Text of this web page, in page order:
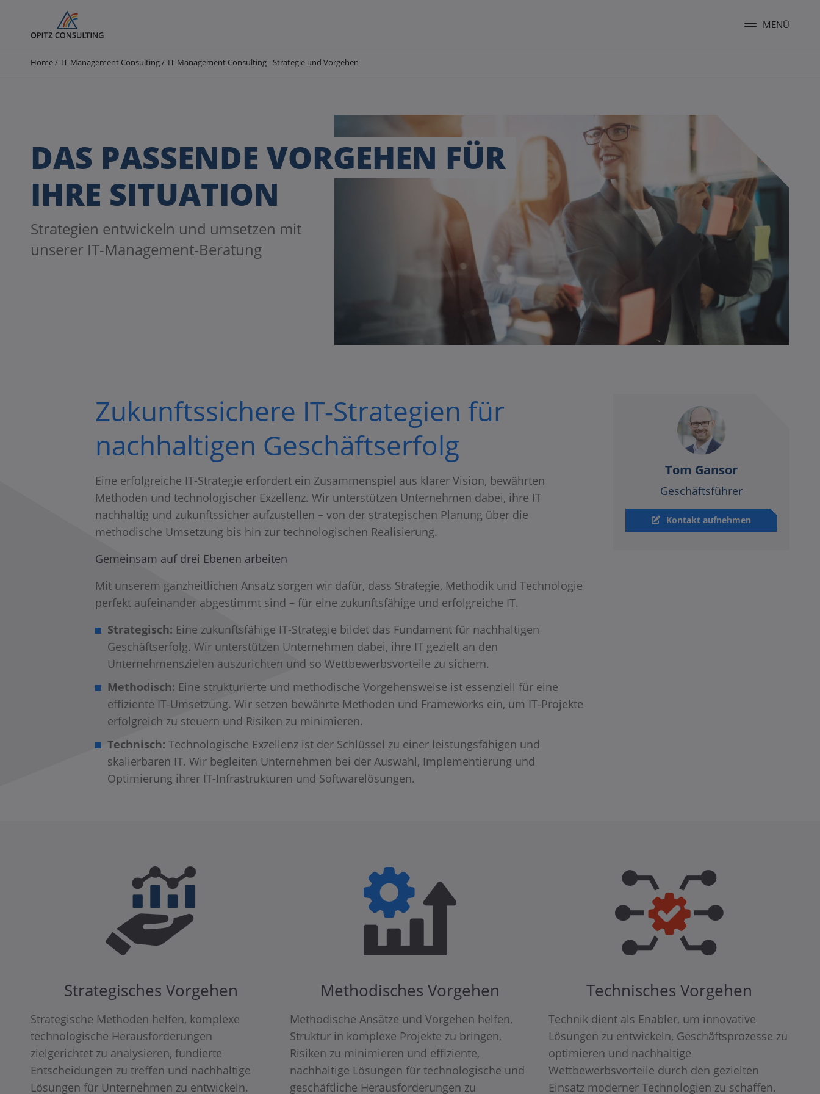
Menü
MENÜ
Pfadnavigation
Home IT-Management Consulting IT-Management Consulting - Strategie und Vorgehen
DAS PASSENDE VORGEHEN FÜR
IHRE SITUATION
Strategien entwickeln und umsetzen mit
unserer IT-Management-Beratung
Zukunftssichere IT-Strategien für
nachhaltigen Geschäftserfolg​
Eine erfolgreiche IT-Strategie erfordert ein Zusammenspiel aus klarer Vision, bewährten
Methoden und technologischer Exzellenz. Wir unterstützen Unternehmen dabei, ihre IT
nachhaltig und zukunftssicher aufzustellen – von der strategischen Planung über die
methodische Umsetzung bis hin zur technologischen Realisierung.
Gemeinsam auf drei Ebenen arbeiten
Mit unserem ganzheitlichen Ansatz sorgen wir dafür, dass Strategie, Methodik und Technologie
perfekt aufeinander abgestimmt sind – für eine zukunftsfähige und erfolgreiche IT.
Strategisch: Eine zukunftsfähige IT-Strategie bildet das Fundament für nachhaltigen
Geschäftserfolg. Wir unterstützen Unternehmen dabei, ihre IT gezielt an den
Unternehmenszielen auszurichten und so Wettbewerbsvorteile zu sichern.
Methodisch: Eine strukturierte und methodische Vorgehensweise ist essenziell für eine
effiziente IT-Umsetzung. Wir setzen bewährte Methoden und Frameworks ein, um IT-Projekte
erfolgreich zu steuern und Risiken zu minimieren.
Technisch:Technologische Exzellenz ist der Schlüssel zu einer leistungsfähigen und
skalierbaren IT. Wir begleiten Unternehmen bei der Auswahl, Implementierung und
Optimierung ihrer IT-Infrastrukturen und Softwarelösungen.
Tom Gansor
Geschäftsführer
Kontakt aufnehmen
Strategisches Vorgehen
Strategische Methoden helfen, komplexe
technologische Herausforderungen
zielgerichtet zu analysieren, fundierte
Entscheidungen zu treffen und nachhaltige
Lösungen für Unternehmen zu entwickeln.
Methodisches Vorgehen
Methodische Ansätze und Vorgehen helfen,
Struktur in komplexe Projekte zu bringen,
Risiken zu minimieren und effiziente,
nachhaltige Lösungen für technologische und
geschäftliche Herausforderungen zu
Technisches Vorgehen
Technik dient als Enabler, um innovative
Lösungen zu entwickeln, Geschäftsprozesse zu
optimieren und nachhaltige
Wettbewerbsvorteile durch den gezielten
Einsatz moderner Technologien zu schaffen.